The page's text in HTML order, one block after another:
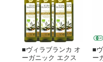
■ヴィラブランカ オ
ーガニック エクス
■
ー